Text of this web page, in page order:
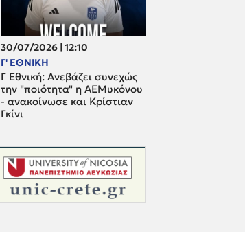
30/07/2026 | 12:10
Γ' ΕΘΝΙΚΗ
Γ Εθνική: Ανεβάζει συνεχώς
την "ποιότητα" η ΑΕΜυκόνου
- ανακοίνωσε και Κρίστιαν
Γκίνι